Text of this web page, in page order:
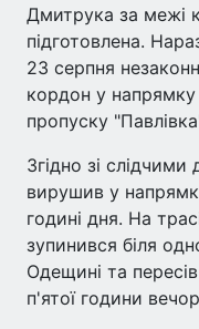
Дмитрука за межі
підготовлена.
23 серпня
кордон у
пропуску
Згідно зі
вирушив у
годині дня. На
зупинився біля
Одещині та
п'ятої години